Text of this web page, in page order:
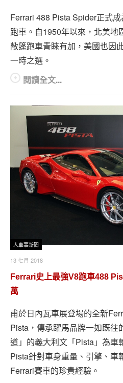
Ferrari 488 Pista Spider正式
跑車。自1950年以來，北美地
敞篷跑車青睞有加，美國也因
一時之選。
閱讀全文...
人車事新聞
13 七月 2018
Ferrari史上最強V8跑車488
萬
甫於日內瓦車展登場的全新
Pista，傳承躍馬品牌一如既往
道」的義大利文「Pista」為車
Pista針對車身重量、引擎、車
Ferrari賽車的珍貴經驗。